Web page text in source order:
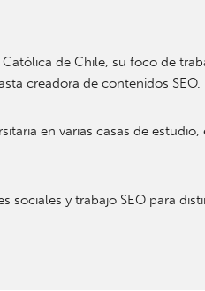
de Chile, su foco de
creadora de contenidos SEO.
en varias casas de estudio,
y trabajo SEO para